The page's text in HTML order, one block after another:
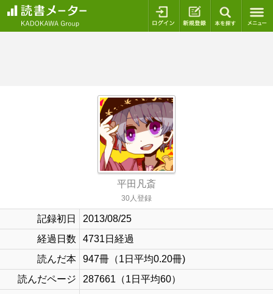
ログイン 新規登録
平田凡斎
30人登録
記録初日
2013/08/25
経過日数
4731日経過
読んだ本
947冊（1日平均0.20冊)
読んだページ
287661（1日平均60）